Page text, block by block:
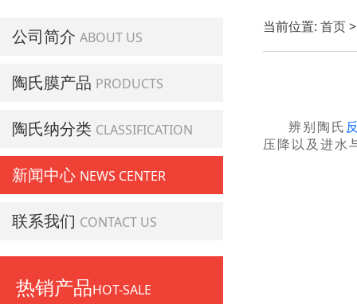
公司简介 ABOUT US
陶氏膜产品 PRODUCTS
陶氏纳分类 CLASSIFICATION
新闻中心 NEWS CENTER
联系我们 CONTACT US
热销产品HOT-SALE
当前位置: 首页
辨别陶氏
压降以及进水